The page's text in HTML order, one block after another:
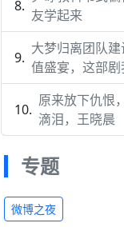
友学起来
大梦归离团队
值盛宴，这部剧
原来放下仇恨
滴泪，王晓晨
专题
微博之夜